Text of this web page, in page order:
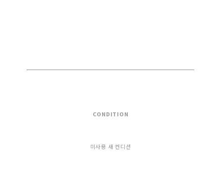
CONDITION
미사용 새 컨디션